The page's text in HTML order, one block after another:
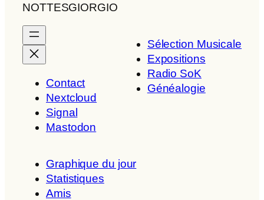
NOTTESGIORGIO
Contact
Nextcloud
Signal
Mastodon
Sélection Musicale
Expositions
Radio SoK
Généalogie
Graphique du jour
Statistiques
Amis